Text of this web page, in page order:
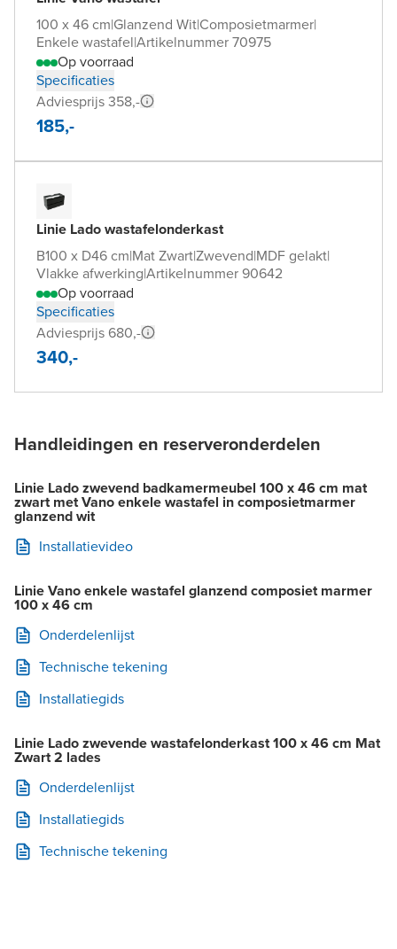
100 x 46 cm|Glanzend Wit|Composietmarmer|
Enkele wastafel|Artikelnummer 70975
Op voorraad
Specificaties
Adviesprijs 358,-
185,-
Linie Lado wastafelonderkast
B100 x D46 cm|Mat Zwart|Zwevend|MDF gelakt|
Vlakke afwerking|Artikelnummer 90642
Op voorraad
Specificaties
Adviesprijs 680,-
340,-
Handleidingen en reserveronderdelen
Linie Lado zwevend badkamermeubel 100 x 46 cm mat
zwart met Vano enkele wastafel in composietmarmer
glanzend wit
Installatievideo
Linie Vano enkele wastafel glanzend composiet marmer
100 x 46 cm
Onderdelenlijst
Technische tekening
Installatiegids
Linie Lado zwevende wastafelonderkast 100 x 46 cm Mat
Zwart 2 lades
Onderdelenlijst
Installatiegids
Technische tekening